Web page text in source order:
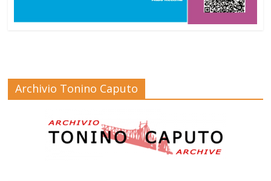
Archivio Tonino Caputo